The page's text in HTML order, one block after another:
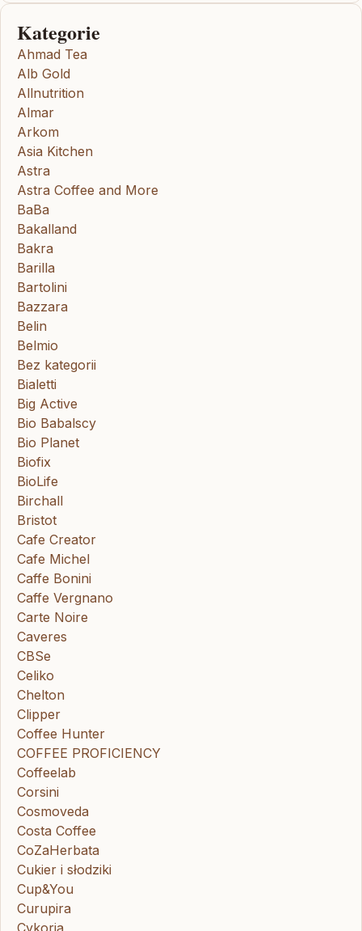
Kategorie
Ahmad Tea
Alb Gold
Allnutrition
Almar
Arkom
Asia Kitchen
Astra
Astra Coffee and More
BaBa
Bakalland
Bakra
Barilla
Bartolini
Bazzara
Belin
Belmio
Bez kategorii
Bialetti
Big Active
Bio Babalscy
Bio Planet
Biofix
BioLife
Birchall
Bristot
Cafe Creator
Cafe Michel
Caffe Bonini
Caffe Vergnano
Carte Noire
Caveres
CBSe
Celiko
Chelton
Clipper
Coffee Hunter
COFFEE PROFICIENCY
Coffeelab
Corsini
Cosmoveda
Costa Coffee
CoZaHerbata
Cukier i słodziki
Cup&You
Curupira
Cykoria